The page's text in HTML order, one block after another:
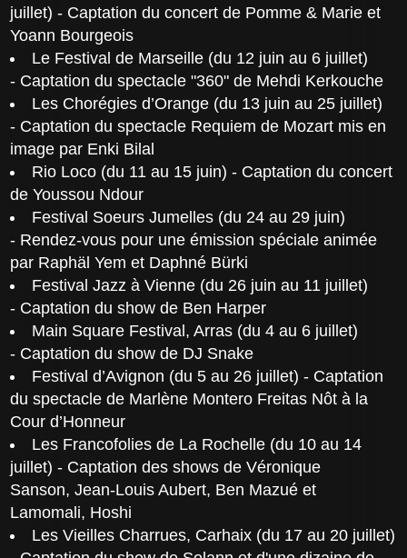
juillet) - Captation du concert de Pomme & Marie et
Yoann Bourgeois
Le Festival de Marseille (du 12 juin au 6 juillet)
- Captation du spectacle "360" de Mehdi Kerkouche
Les Chorégies d’Orange (du 13 juin au 25 juillet)
- Captation du spectacle Requiem de Mozart mis en
image par Enki Bilal
Rio Loco (du 11 au 15 juin) - Captation du concert
de Youssou Ndour
Festival Soeurs Jumelles (du 24 au 29 juin)
- Rendez-vous pour une émission spéciale animée
par Raphäl Yem et Daphné Bürki
Festival Jazz à Vienne (du 26 juin au 11 juillet)
- Captation du show de Ben Harper
Main Square Festival, Arras (du 4 au 6 juillet)
- Captation du show de DJ Snake
Festival d’Avignon (du 5 au 26 juillet) - Captation
du spectacle de Marlène Montero Freitas Nôt à la
Cour d’Honneur
Les Francofolies de La Rochelle (du 10 au 14
juillet) - Captation des shows de Véronique
Sanson, Jean-Louis Aubert, Ben Mazué et
Lamomali, Hoshi
Les Vieilles Charrues, Carhaix (du 17 au 20 juillet)